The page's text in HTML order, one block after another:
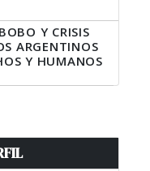
Y CRISIS
ARGENTINOS
Y HUMANOS